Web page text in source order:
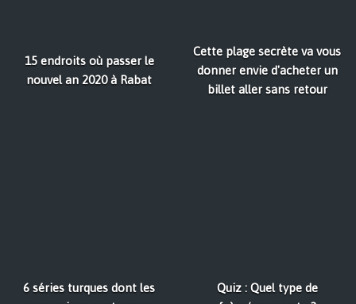
15 endroits où passer le
nouvel an 2020 à Rabat
Cette plage secrète va vous
donner envie d'acheter un
billet aller sans retour
6 séries turques dont les
Quiz : Quel type de